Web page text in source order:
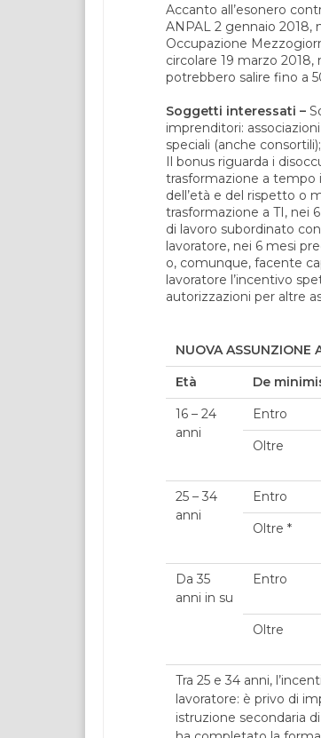
Accanto all’esonero
ANPAL 2 gennaio 2018,
Occupazione
circolare 19 marzo
potrebbero salire fino a
Soggetti interessati –
imprenditori:
speciali (anche
Il bonus riguarda i
trasformazione a tempo
dell’età e del rispetto o
trasformazione a TI, nei
di lavoro subordinato
lavoratore, nei 6 mesi
o, comunque, facente
lavoratore l’incentivo
autorizzazioni per altre
NUOVA ASSUNZIONE
Età
De
16 – 24
anni
Entro
Oltre
25 – 34
anni
Entro
Oltre *
Da 35
anni in su
Entro
Oltre
Tra 25 e 34 anni,
lavoratore: è privo di
istruzione secondaria